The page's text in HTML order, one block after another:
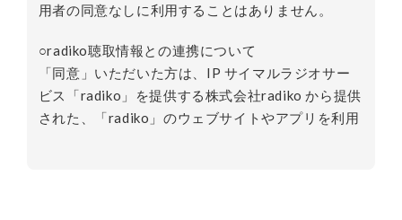
用者の同意なしに利用することはありません。
○radiko聴取情報との連携について
「同意」いただいた方は、IP サイマルラジオサー
ビス「radiko」を提供する株式会社radiko から提供
された、「radiko」のウェブサイトやアプリを利用